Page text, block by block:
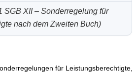
SGB XII – Sonderregelung für
nach dem Zweiten Buch)
für Leistungsberechtigte,